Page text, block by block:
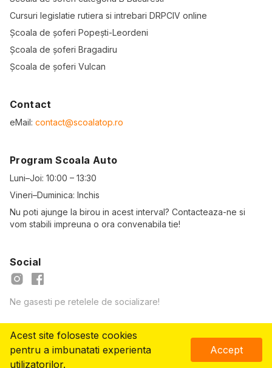
Acest site foloseste cookies
pentru a imbunatati experienta
utilizatorilor.
Accept
Cursuri legislatie rutiera si intrebari DRPCIV online
Școala de șoferi Popești-Leordeni
Școala de șoferi Bragadiru
Școala de șoferi Vulcan
Contact
eMail: contact@scoalatop.ro
Program Scoala Auto
Luni–Joi: 10:00 – 13:30
Vineri–Duminica: Inchis
Nu poti ajunge la birou in acest interval? Contacteaza-ne si
vom stabili impreuna o ora convenabila tie!
Social
Ne gasesti pe retelele de socializare!
© Copyright2026 - ScoalaTOP.ro
Vreau să mă înscriu!